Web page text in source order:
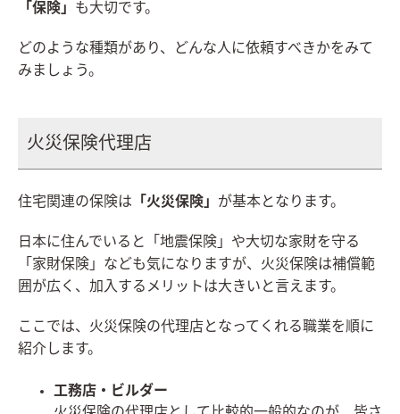
「保険」 も大切です。
どのような種類があり、どんな人に依頼すべきかをみて
みましょう。
火災保険代理店
住宅関連の保険は 「火災保険」 が基本となります。
日本に住んでいると「地震保険」や大切な家財を守る
「家財保険」なども気になりますが、火災保険は補償範
囲が広く、加入するメリットは大きいと言えます。
ここでは、火災保険の代理店となってくれる職業を順に
紹介します。
工務店・ビルダー